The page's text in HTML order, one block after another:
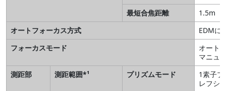
最短合焦距離
1.5m
オートフォーカス方式
EDMに
フォーカスモード
オート
マニュ
測距部
測距範囲*¹ プリズムモード
1素子
レフシ